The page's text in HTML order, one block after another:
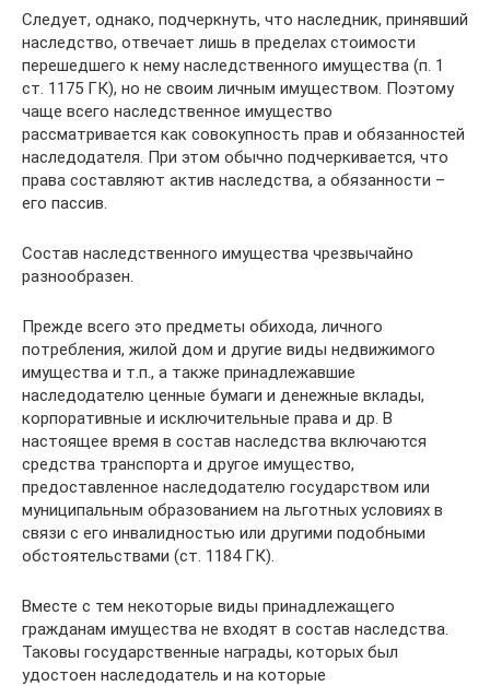
Следует, однако, подчеркнуть, что наследник, принявший
наследство, отвечает лишь в пределах стоимости
перешедшего к нему наследственного имущества (п. 1
ст. 1175 ГК), но не своим личным имуществом. Поэтому
чаще всего наследственное имущество
рассматривается как совокупность прав и обязанностей
наследодателя. При этом обычно подчеркивается, что
права составляют актив наследства, а обязанности –
его пассив.
Состав наследственного имущества чрезвычайно
разнообразен.
Прежде всего это предметы обихода, личного
потребления, жилой дом и другие виды недвижимого
имущества и т.п., а также принадлежавшие
наследодателю ценные бумаги и денежные вклады,
корпоративные и исключительные права и др. В
настоящее время в состав наследства включаются
средства транспорта и другое имущество,
предоставленное наследодателю государством или
муниципальным образованием на льготных условиях в
связи с его инвалидностью или другими подобными
обстоятельствами (ст. 1184 ГК).
Вместе с тем некоторые виды принадлежащего
гражданам имущества не входят в состав наследства.
Таковы государственные награды, которых был
удостоен наследодатель и на которые